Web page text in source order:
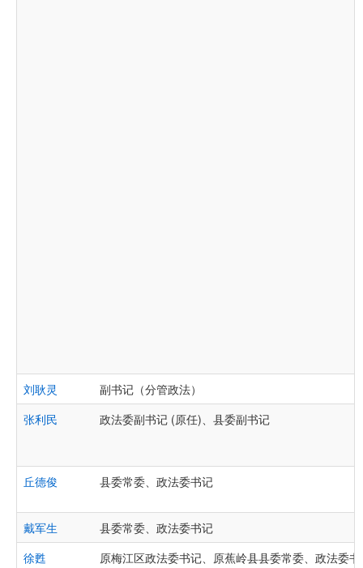
刘耿灵
副书记（分管政法）
张利民
政法委副书记 (原任)、县委副书记
丘德俊 县委常委、政法委书记
戴军生
县委常委、政法委书记
徐甦
原梅江区政法委书记、原蕉岭县县委常委、政法委